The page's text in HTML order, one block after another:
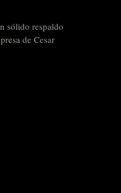
sólido respaldo
de Cesar